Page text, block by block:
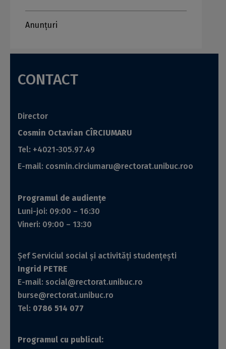
Anunțuri
CONTACT
Director
Cosmin Octavian CÎRCIUMARU
Tel: +4021-305.97.49
E-mail: cosmin.circiumaru@rectorat.unibuc.roo
Programul de audienţe
Luni-joi: 09:00 – 16:30
Vineri: 09:00 – 13:30
Șef Serviciul social și activități studențești
Ingrid PETRE
E-mail: social@rectorat.unibuc.ro
burse@rectorat.unibuc.ro
Tel: 0786 514 077
Programul cu publicul: